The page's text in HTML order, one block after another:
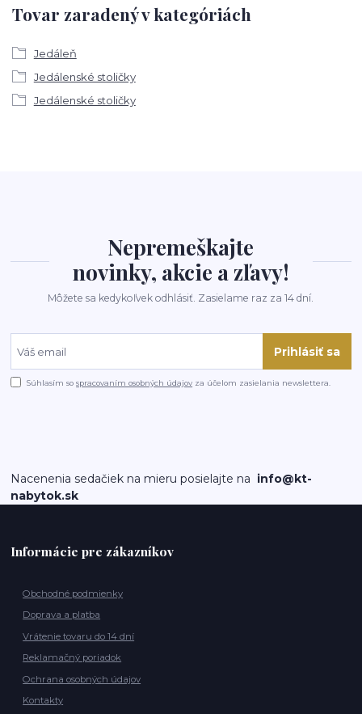
Tovar zaradený v kategóriách
Jedáleň
Jedálenské stoličky
Jedálenské stoličky
Nepremeškajte
novinky, akcie a zľavy!
Môžete sa kedykoľvek odhlásiť. Zasielame raz za 14 dní.
Prihlásiť sa
Súhlasím sospracovaním osobných údajov za účelom zasielania newslettera.
Nacenenia sedačiek na mieru posielajte na info@kt-
nabytok.sk
Informácie pre zákazníkov
Obchodné podmienky
Doprava a platba
Vrátenie tovaru do 14 dní
Reklamačný poriadok
Ochrana osobných údajov
Kontakty